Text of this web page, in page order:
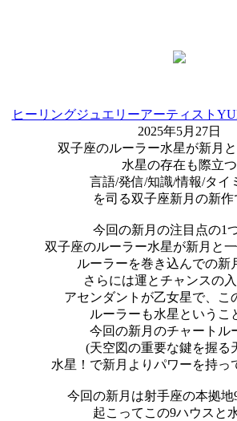
ヒーリングジュエリーアーティスト
2025年5月27日
双子座のルーラー水星が新月
水星の存在も際立つ
言語/発信/知識/情報/タイ
を司る双子座新月の新作
今回の新月の注目点の1
双子座のルーラー水星が新月と
ルーラーを巻き込んでの新
さらには運とチャンスの
アセンダントが乙女星で、こ
ルーラーも水星というこ
今回の新月のチャートル
(天空図の重要な鍵を握る
水星！で新月よりパワーを持っ
今回の新月は射手座の本拠地
起こってこの9ハウスと